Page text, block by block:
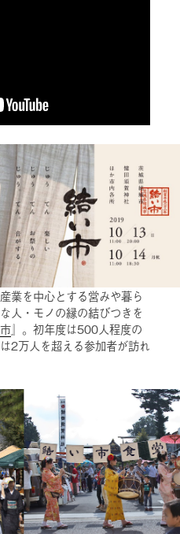
業を中心とする営みや暮ら
人・モノの縁の結びつきを
』。初年度は500人程度の
2万人を超える参加者が訪れ